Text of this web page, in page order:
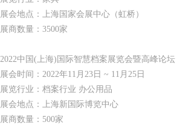
展会地点：上海国家会展中心（虹桥）
展商数量：3500家
2022中国(上海)国际智慧档案展览会暨高峰论坛
展会时间：2022年11月23日 ~ 11月25日
展览行业：档案行业 办公用品
展会地点：上海新国际博览中心
展商数量：500家